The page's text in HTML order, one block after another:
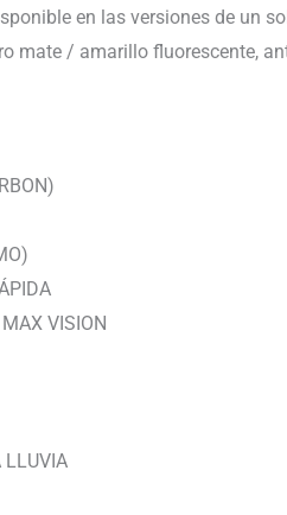
en las versiones de un
mate / amarillo fluorescente,
VISION
LLUVIA